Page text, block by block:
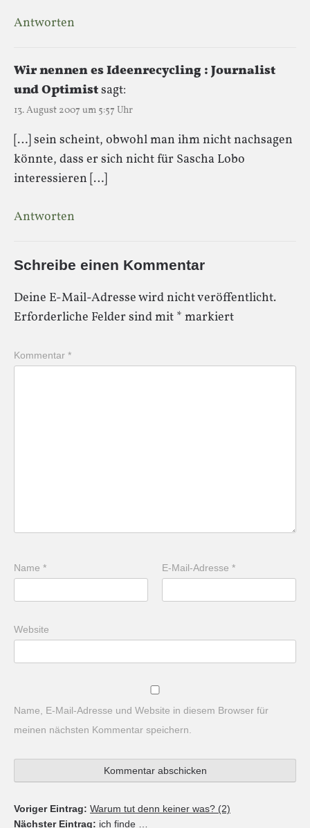
Antworten
Wir nennen es Ideenrecycling : Journalist
und Optimistsagt:
13. August 2007 um 5:57 Uhr
[…] sein scheint, obwohl man ihm nicht nachsagen
könnte, dass er sich nicht für Sascha Lobo
interessieren […]
Antworten
Schreibe einen Kommentar
Deine E-Mail-Adresse wird nicht veröffentlicht.
Erforderliche Felder sind mit * markiert
Kommentar *
Name * E-Mail-Adresse*
Website
Name, E-Mail-Adresse und Website in diesem Browser für
meinen nächsten Kommentar speichern.
Voriger Eintrag: Warum tut denn keiner was? (2)
Nächster Eintrag: ich finde …